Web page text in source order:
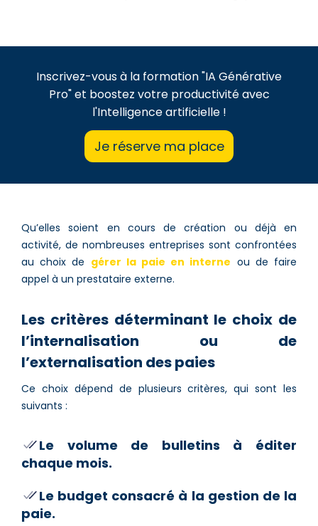
Inscrivez-vous à la formation "IA Générative
Pro" et boostez votre productivité avec
l'Intelligence artificielle !
Je réserve ma place
Qu’elles soient en cours de création ou déjà en
activité, de nombreuses entreprises sont confrontées
au choix de gérer la paie en interne ou de faire
appel à un prestataire externe.
Les critères déterminant le choix de
l’internalisation ou de
l’externalisation des paies
Ce choix dépend de plusieurs critères, qui sont les
suivants :
Le volume de bulletins à éditer
chaque mois.
Le budget consacré à la gestion de la
paie.